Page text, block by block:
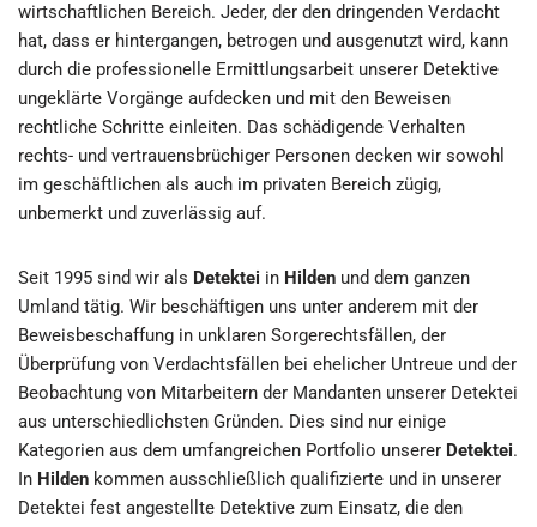
wirtschaftlichen Bereich. Jeder, der den dringenden Verdacht
hat, dass er hintergangen, betrogen und ausgenutzt wird, kann
durch die professionelle Ermittlungsarbeit unserer Detektive
ungeklärte Vorgänge aufdecken und mit den Beweisen
rechtliche Schritte einleiten. Das schädigende Verhalten
rechts- und vertrauensbrüchiger Personen decken wir sowohl
im geschäftlichen als auch im privaten Bereich zügig,
unbemerkt und zuverlässig auf.
Seit 1995 sind wir als Detektei in Hilden und dem ganzen
Umland tätig. Wir beschäftigen uns unter anderem mit der
Beweisbeschaffung in unklaren Sorgerechtsfällen, der
Überprüfung von Verdachtsfällen bei ehelicher Untreue und der
Beobachtung von Mitarbeitern der Mandanten unserer Detektei
aus unterschiedlichsten Gründen. Dies sind nur einige
Kategorien aus dem umfangreichen Portfolio unserer Detektei.
In Hilden kommen ausschließlich qualifizierte und in unserer
Detektei fest angestellte Detektive zum Einsatz, die den